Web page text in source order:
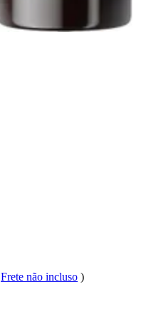
Frete não incluso )